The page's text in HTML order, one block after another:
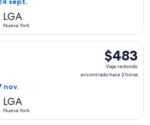
LGA
Nueva York
$483
Viaje
redondo,
$483
Viaje redondo
encontrado hace 2 horas
nov.
LGA
Nueva York
Delta, con salida el jue, 19 nov.